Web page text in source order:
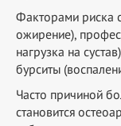
Факторами риска
ожирение),
нагрузка на
бурситы
Часто причиной
становится